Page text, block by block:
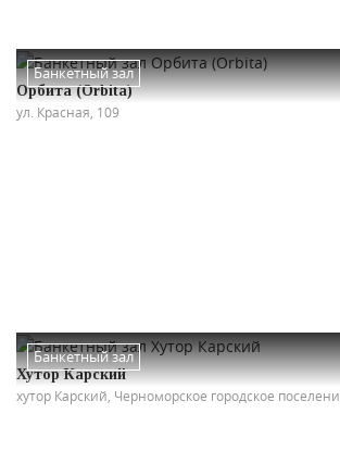
Банкетный зал
Орбита (Orbita)
ул. Красная, 109
Банкетный зал
Хутор Карский
хутор Карский, Черноморское городское